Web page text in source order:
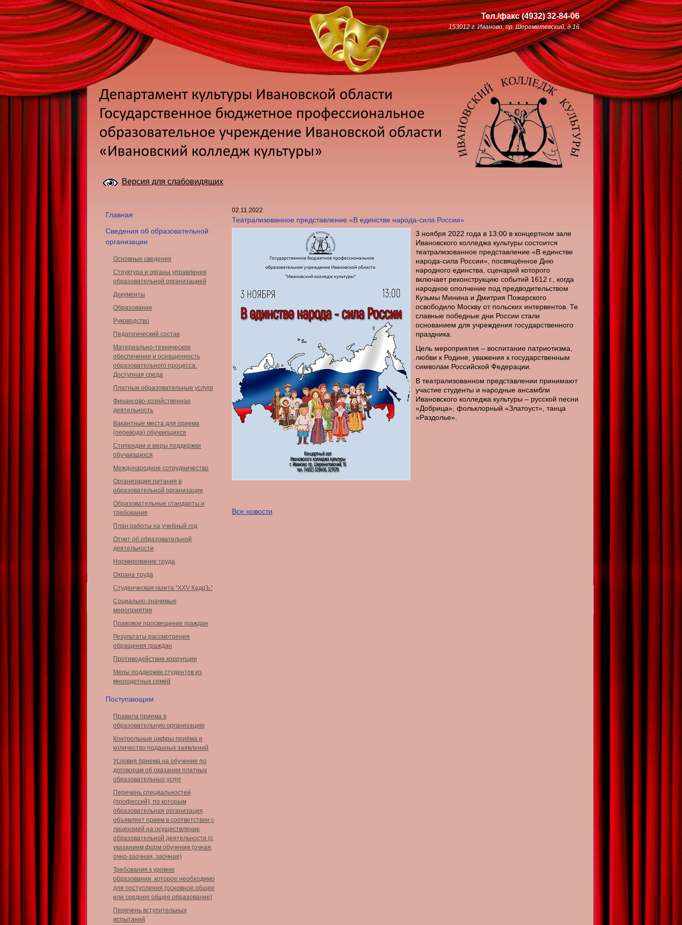
Тел./факс(4932)32-84-06
153012 г. Иваново, пр. Шереметевский, д.16
Версия для слабовидящих
Главная
Сведения об образовательной
организации
Основные сведения
Структура и органы управления
образовательной организацией
Документы
Образование
Руководство
Педагогический состав
Материально-техническое
обеспечение и оснащенность
образовательного процесса.
Доступная среда
Платные образовательные услуги
Финансово-хозяйственная
деятельность
Вакантные места для приема
(перевода) обучающихся
Стипендии и меры поддержки
обучающихся
Международное сотрудничество
Организация питания в
образовательной организации
Образовательные стандарты и
требования
План работы на учебный год
Отчет об образовательной
деятельности
Нормирование труда
Охрана труда
Студенческая газета "XXV КадрЪ"
Социально-значимые
мероприятия
Правовое просвещение граждан
Результаты рассмотрения
обращения граждан
Противодействие коррупции
Меры поддержки студентов из
многодетных семей
Поступающим
Правила приема в
образовательную организацию
Контрольные цифры приёма и
количество поданных заявлений
Условия приема на обучение по
договорам об оказании платных
образовательных услуг
Перечень специальностей
(профессий), по которым
образовательная организация
объявляет прием в соответствии с
лицензией на осуществление
образовательной деятельности (с
указанием форм обучения (очная,
очно-заочная, заочная)
Требования к уровню
образования, которое необходимо
для поступления (основное общее
или среднее общее образование)
Перечень вступительных
испытаний
02.11.2022
Театрализованное представление «В единстве народа-сила России»
3 ноября 2022 года в 13:00 в концертном зале
Ивановского колледжа культуры состоится
театрализованное представление «В единстве
народа-сила России», посвящённое Дню
народного единства, сценарий которого
включает реконструкцию событий 1612 г., когда
народное ополчение под предводительством
Кузьмы Минина и Дмитрия Пожарского
освободило Москву от польских интервентов. Те
славные победные дни России стали
основанием для учреждения государственного
праздника.
Цель мероприятия – воспитание патриотизма,
любви к Родине, уважения к государственным
символам Российской Федерации.
В театрализованном представлении принимают
участие студенты и народные ансамбли
Ивановского колледжа культуры – русской песни
«Добрица», фольклорный «Златоуст», танца
«Раздолье».
Все новости